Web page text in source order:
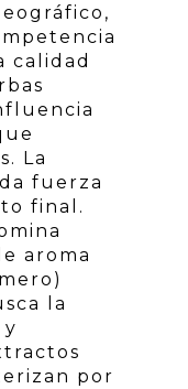
calidad
La
fuerza
final.
aroma
la
por